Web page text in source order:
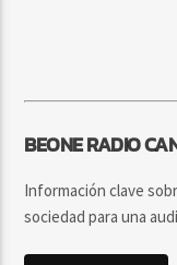
BEONE RADIO
Información clave
sociedad para una